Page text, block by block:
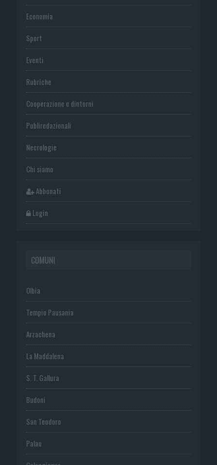
Economia
Sport
Eventi
Rubriche
Cooperazione e dintorni
Publiredazionali
Necrologie
Chi siamo
Abbonati
Login
COMUNI
Olbia
Tempio Pausania
Arzachena
La Maddalena
S. T. Gallura
Budoni
San Teodoro
Palau